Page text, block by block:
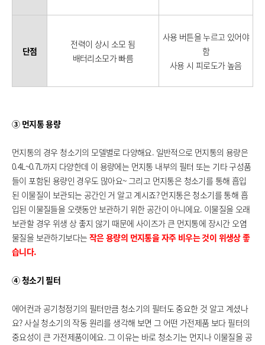
단점
전력이 상시 소모 됨
배터리소모가 빠름
사용 버튼을 누르고 있어야
함
사용 시 피로도가 높음
③ 먼지통 용량
먼지통의 경우 청소기의 모델별로 다양해요. 일반적으로 먼지통의 용량은
0.4L~0.7L까지 다양한데 이 용량에는 먼지통 내부의 필터 또는 기타 구성품
들이 포함된 용량인 경우도 많아요~ 그리고 먼지통은 청소기를 통해 흡입
된 이물질이 보관되는 공간인 거 알고 계시죠? 먼지통은 청소기를 통해 흡
입된 이물질들을 오랫동안 보관하기 위한 공간이 아니에요. 이물질을 오래
보관할 경우 위생 상 좋지 않기 때문에 사이즈가 큰 먼지통에 장시간 오염
물질을 보관하기보다는 작은 용량의 먼지통을 자주 비우는 것이 위생상 좋
습니다.
④ 청소기 필터
에어컨과 공기청정기의 필터만큼 청소기의 필터도 중요한 것 알고 계셨나
요? 사실 청소기의 작동 원리를 생각해 보면 그 어떤 가전제품 보다 필터의
중요성이 큰 가전제품이에요. 그 이유는 바로 청소기는 먼지나 이물질을 공